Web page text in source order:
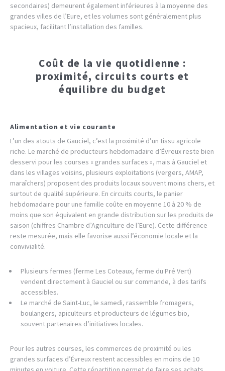
secondaires) demeurent également inférieures à la moyenne des
grandes villes de l’Eure, et les volumes sont généralement plus
spacieux, facilitant l’installation des familles.
Coût de la vie quotidienne :
proximité, circuits courts et
équilibre du budget
Alimentation et vie courante
L’un des atouts de Gauciel, c’est la proximité d’un tissu agricole
riche. Le marché de producteurs hebdomadaire d’Évreux reste bien
desservi pour les courses « grandes surfaces », mais à Gauciel et
dans les villages voisins, plusieurs exploitations (vergers, AMAP,
maraîchers) proposent des produits locaux souvent moins chers, et
surtout de qualité supérieure. En circuits courts, le panier
hebdomadaire pour une famille coûte en moyenne 10 à 20 % de
moins que son équivalent en grande distribution sur les produits de
saison (chiffres Chambre d’Agriculture de l’Eure). Cette différence
reste mesurée, mais elle favorise aussi l’économie locale et la
convivialité.
Plusieurs fermes (ferme Les Coteaux, ferme du Pré Vert)
vendent directement à Gauciel ou sur commande, à des tarifs
accessibles.
Le marché de Saint-Luc, le samedi, rassemble fromagers,
boulangers, apiculteurs et producteurs de légumes bio,
souvent partenaires d’initiatives locales.
Pour les autres courses, les commerces de proximité ou les
grandes surfaces d’Évreux restent accessibles en moins de 10